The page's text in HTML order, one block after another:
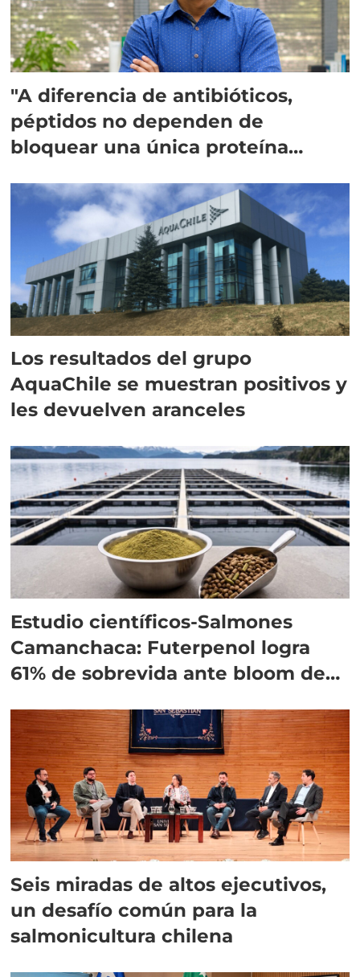
"A diferencia de antibióticos,
péptidos no dependen de
bloquear una única proteína
Los resultados del grupo
AquaChile se muestran positivos y
les devuelven aranceles
Estudio científicos-Salmones
Camanchaca: Futerpenol logra
61% de sobrevida ante bloom de
Seis miradas de altos ejecutivos,
un desafío común para la
salmonicultura chilena